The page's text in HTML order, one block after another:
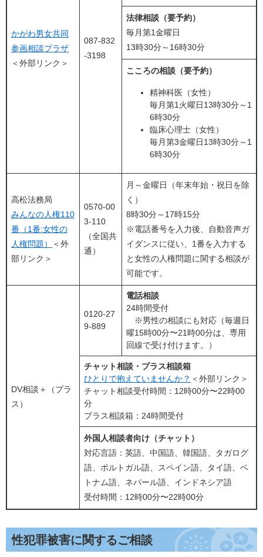
かがわ男女共同
参画相談プラザ
＜外部リンク＞
087-832
-3198
法律相談（要予約）
毎月第1金曜日
13時30分～16時30分
こころの相談（要予約）
精神科医（女性）
毎月第1火曜日13時30分～1
6時30分
臨床心理士（女性）
毎月第3金曜日13時30分～1
6時30分
高松法務局
みんなの人権110
番（1番:女性の
人権問題）
＜外
部リンク＞
0570-00
3-110
（全国共
通）
月～金曜日（年末年始・祝日を除
く）
8時30分～17時15分
※電話番号を入力後、自動音声ガ
イダンスに従い、1番を入力する
と女性の人権問題に関する相談が
可能です。
DV相談＋（プラ
ス）
0120-27
9-889
電話相談
24時間受付
※男性の相談にも対応（毎週日
曜15時00分〜21時00分は、専用
回線で受け付けます。）
チャット相談・プラス相談箱
ひとりで抱えていませんか？ ＜外部リンク＞
チャット相談受付時間：12時00分〜22時00
分
プラス相談箱：24時間受付
外国人相談者向け（チャット）
対応言語：英語、中国語、韓国語、タガログ
語、ポルトガル語、スペイン語、タイ語、ベ
トナム語、ネパール語、インドネシア語
受付時間：12時00分〜22時00分
性犯罪被害に関するご相談